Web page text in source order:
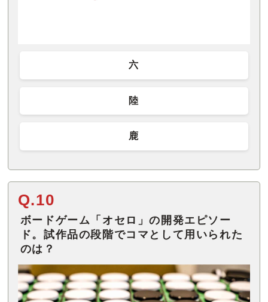
六
陸
鹿
Q.10
ボードゲーム「オセロ」の開発エピソー
ド。試作品の段階でコマとして用いられた
のは？